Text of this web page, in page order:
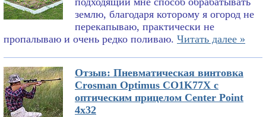
землю, благодаря которому я огород не
перекапываю, практически не
пропалываю и очень редко поливаю. Читать далее »
Отзыв: Пневматическая винтовка
Crosman Optimus CO1K77X с
оптическим прицелом Center Point
4x32